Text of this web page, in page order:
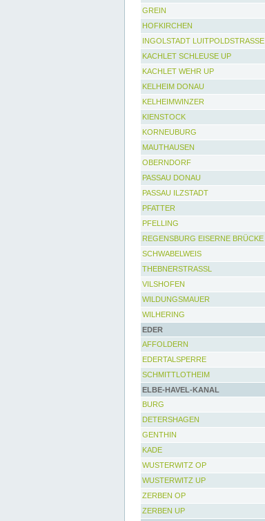
GREIN
HOFKIRCHEN
INGOLSTADT LUITPOLDSTRASSE
KACHLET SCHLEUSE UP
KACHLET WEHR UP
KELHEIM DONAU
KELHEIMWINZER
KIENSTOCK
KORNEUBURG
MAUTHAUSEN
OBERNDORF
PASSAU DONAU
PASSAU ILZSTADT
PFATTER
PFELLING
REGENSBURG EISERNE BRÜCKE
SCHWABELWEIS
THEBNERSTRASSL
VILSHOFEN
WILDUNGSMAUER
WILHERING
EDER
AFFOLDERN
EDERTALSPERRE
SCHMITTLOTHEIM
ELBE-HAVEL-KANAL
BURG
DETERSHAGEN
GENTHIN
KADE
WUSTERWITZ OP
WUSTERWITZ UP
ZERBEN OP
ZERBEN UP